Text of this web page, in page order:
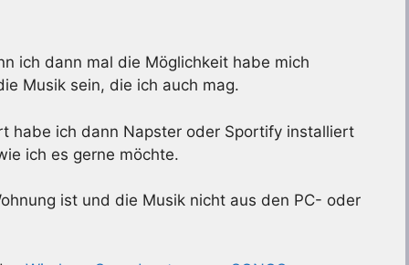
ich dann mal die Möglichkeit habe mich
Musik sein, die ich auch mag.
habe ich dann Napster oder Sportify installiert
ich es gerne möchte.
ist und die Musik nicht aus den PC- oder